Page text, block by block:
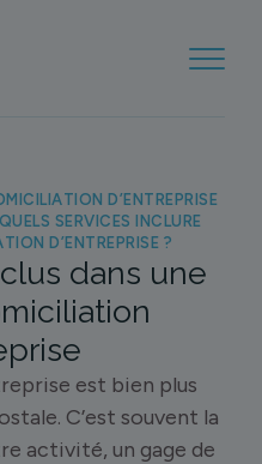
D’ENTREPRISE
QUELS SERVICES INCLURE
D’ENTREPRISE ?
dans une
est bien plus
C’est souvent la
activité, un gage de